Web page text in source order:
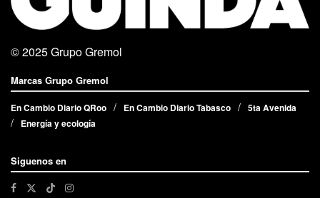
© 2025Grupo Gremol
Marcas Grupo Gremol
En Cambio Diario QRoo En Cambio Diario Tabasco
5ta Avenida
Energía y ecología
Siguenos en